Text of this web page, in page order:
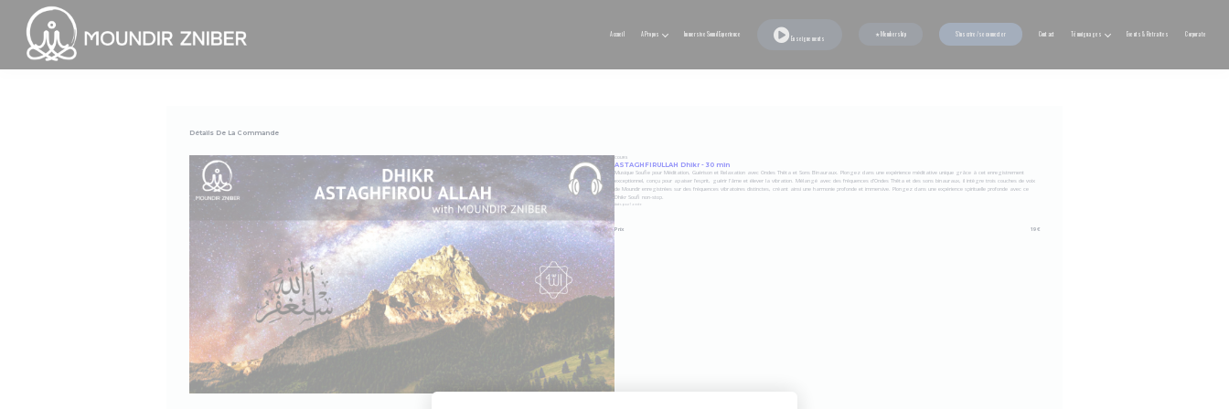
Accueil A Propos Immersive Sound Experience Enseignements ★ Membership S'inscrire/se connecter Contact Témoignages Events & Retraites Corporate
Détails De La Commande
COURS
ASTAGHFIRULLAH Dhikr - 30 min
Musique Soufie pour Méditation, Guérison et Relaxation avec Ondes Thêta et Sons Binauraux. Plongez dans une expérience méditative unique grâce à cet enregistrement
exceptionnel, conçu pour apaiser l'esprit, guérir l'âme et élever la vibration. Mélangé avec des fréquences d’Ondes Thêta et des sons binauraux, il intègre trois couches de voix
de Moundir enregistrées sur des fréquences vibratoires distinctes, créant ainsi une harmonie profonde et immersive. Plongez dans une expérience spirituelle profonde avec ce
Dhikr Soufi non-stop.
Accès pour année
Prix 19 €